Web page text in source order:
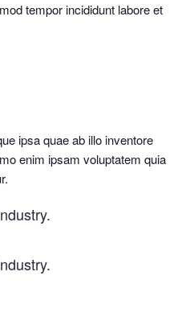
tempor incididunt labore et
ipsa quae ab illo inventore
enim ipsam voluptatem quia